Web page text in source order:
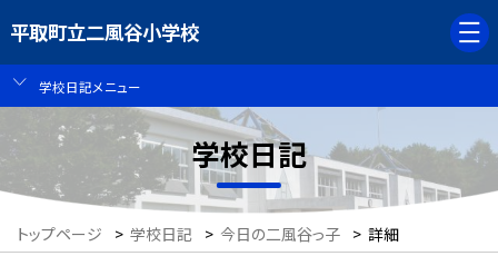
平取町立二風谷小学校
学校日記メニュー
学校日記
トップページ > 学校日記 > 今日の二風谷っ子 > 詳細